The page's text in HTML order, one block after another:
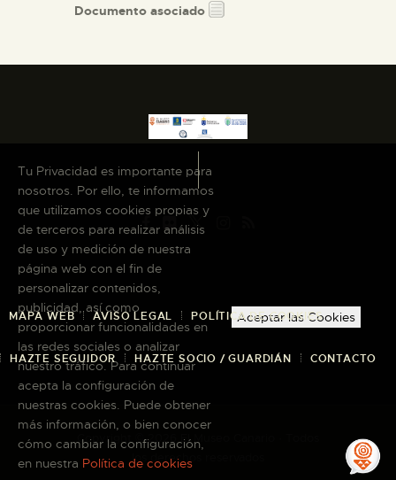
Documento asociado
MAPA WEB AVISO LEGAL POLÍTICA DE COOKIES
HAZTE SEGUIDOR HAZTE SOCIO / GUARDIÁN CONTACTO
Copyright © 2026 El Museo Canario · Todos
los derechos reservados
Tu Privacidad es importante para
nosotros. Por ello, te informamos
que utilizamos cookies propias y
de terceros para realizar análisis
de uso y medición de nuestra
página web con el fin de
personalizar contenidos,
publicidad, así como
proporcionar funcionalidades en
las redes sociales o analizar
nuestro tráfico. Para continuar
acepta la configuración de
nuestras cookies. Puede obtener
más información, o bien conocer
cómo cambiar la configuración,
en nuestra Política de cookies
Aceptar las Cookies